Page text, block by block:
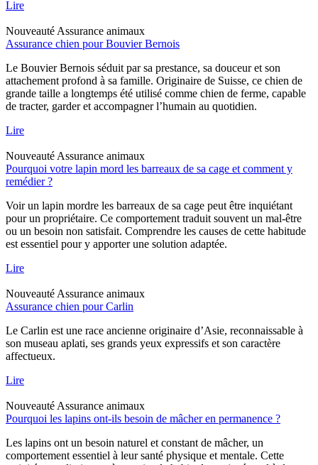
Lire
Nouveauté Assurance animaux
Assurance chien pour Bouvier Bernois
Le Bouvier Bernois séduit par sa prestance, sa douceur et son
attachement profond à sa famille. Originaire de Suisse, ce chien de
grande taille a longtemps été utilisé comme chien de ferme, capable
de tracter, garder et accompagner l’humain au quotidien.
Lire
Nouveauté Assurance animaux
Pourquoi votre lapin mord les barreaux de sa cage et comment y
remédier ?
Voir un lapin mordre les barreaux de sa cage peut être inquiétant
pour un propriétaire. Ce comportement traduit souvent un mal-être
ou un besoin non satisfait. Comprendre les causes de cette habitude
est essentiel pour y apporter une solution adaptée.
Lire
Nouveauté Assurance animaux
Assurance chien pour Carlin
Le Carlin est une race ancienne originaire d’Asie, reconnaissable à
son museau aplati, ses grands yeux expressifs et son caractère
affectueux.
Lire
Nouveauté Assurance animaux
Pourquoi les lapins ont-ils besoin de mâcher en permanence ?
Les lapins ont un besoin naturel et constant de mâcher, un
comportement essentiel à leur santé physique et mentale. Cette